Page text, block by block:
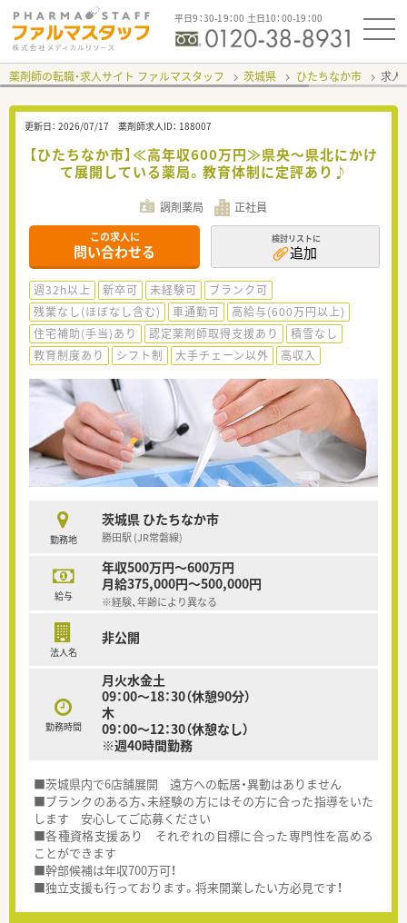
平日9：30-19：00 土日10：00-19：00
薬剤師の転職・求人サイト ファルマスタッフ 茨城県 ひたちなか市 求人
更新日： 2026/07/17 薬剤師求人ID： 188007
【ひたちなか市】≪高年収600万円≫県央～県北にかけ
て展開している薬局。教育体制に定評あり♪
調剤薬局 正社員
この求人に
問い合わせる
検討リストに
追加
週32h以上 新卒可 未経験可
ブランク可
残業なし(ほぼなし含む)
車通勤可
高給与(600万円以上)
住宅補助(手当)あり
認定薬剤師取得支援あり
積雪なし
教育制度あり
シフト制 大手チェーン以外 高収入
勤務地
茨城県 ひたちなか市
勝田駅 (JR常磐線)
給与
年収500万円～600万円
月給375,000円～500,000円
※経験、年齢により異なる
法人名
非公開
勤務時間
月火水金土
09：00～18：30（休憩90分）
木
09：00～12：30（休憩なし）
※週40時間勤務
■茨城県内で6店舗展開 遠方への転居・異動はありません
■ブランクのある方、未経験の方にはその方に合った指導をいた
します 安心してご応募ください
■各種資格支援あり それぞれの目標に合った専門性を高める
ことができます
■幹部候補は年収700万可！
■独立支援も行っております。将来開業したい方必見です！